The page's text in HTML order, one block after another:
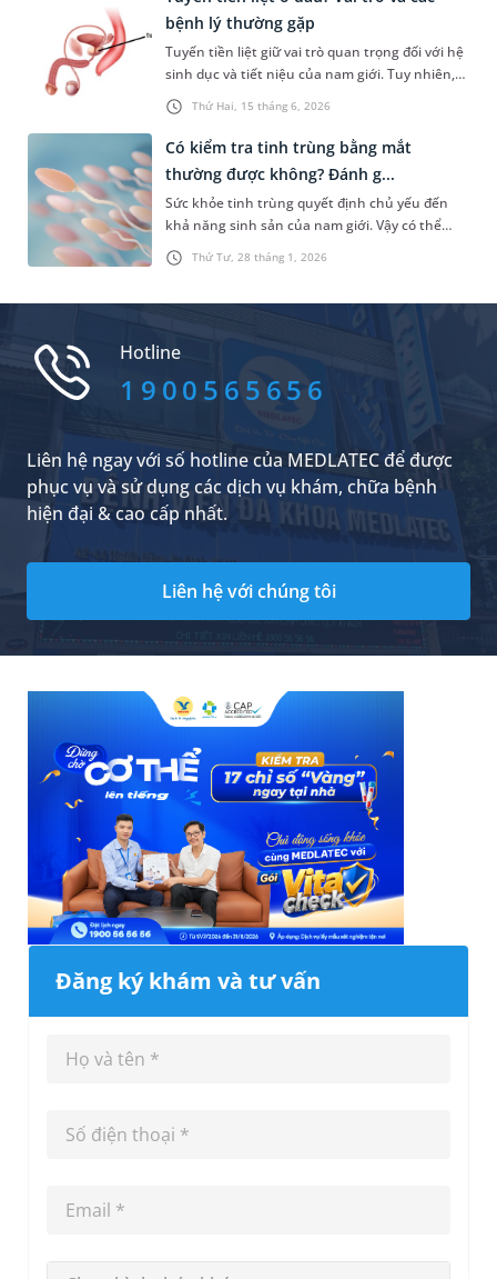
lượng cuộc sống, khả năng sinh sản và hạnh
phúc gia đình. Bài viết sau sẽ chia sẻ đến bạn 5
dấu hiệu rối loạn cương dương cần nhận biết
sớm để chủ động thăm khám và can thiệp kịp
thời.Thứ Hai, 15 tháng 6, 2026
bệnh lý thường gặp
Tuyến tiền liệt giữ vai trò quan trọng đối với hệ
sinh dục và tiết niệu của nam giới. Tuy nhiên,
không phải ai cũng biết chính xác tuyến tiền
liệt ở đâu, đảm nhận vai trò gì và những bệnh lý
nào có thể ảnh hưởng đến sức khỏe của tuyến
này. Chia sẻ dưới đây sẽ giúp bạn hiểu thêm về
tuyến tiền liệt để chủ động chăm sóc sức khỏe,
phát hiện sớm bất thường và điều trị ngay khi
cần thiết.
Thứ Tư, 28 tháng 1, 2026
Có kiểm tra tinh trùng bằng mắt
thường được không? Đánh g...
Sức khỏe tinh trùng quyết định chủ yếu đến
khả năng sinh sản của nam giới. Vậy có thể
kiểm tra tinh trùng bằng mắt thường được
không hay cần thực hiện phương pháp nào
khoăn này để biết cách chủ động bảo vệ sức
Hotline
1900565656
Liên hệ ngay với số hotline của MEDLATEC để được
phục vụ và sử dụng các dịch vụ khám, chữa bệnh
hiện đại & cao cấp nhất.
Liên hệ với chúng tôi
Đăng ký khám và tư vấn